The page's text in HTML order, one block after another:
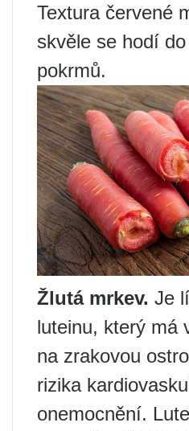
Textura červené
skvěle se hodí
pokrmů.
Žlutá mrkev. Je
luteinu, který má
na zrakovou
rizika
onemocnění.